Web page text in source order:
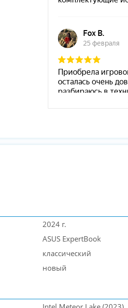
2024 г.
ASUS ExpertBook
классический
новый